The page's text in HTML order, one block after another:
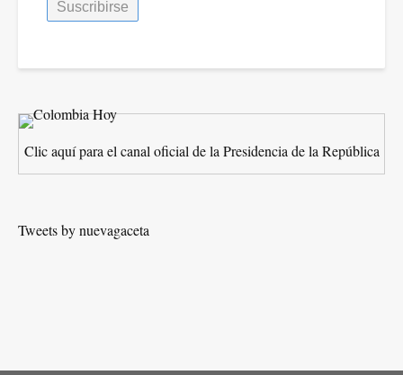
Clic aquí para el canal oficial de la Presidencia de la República
Tweets by nuevagaceta